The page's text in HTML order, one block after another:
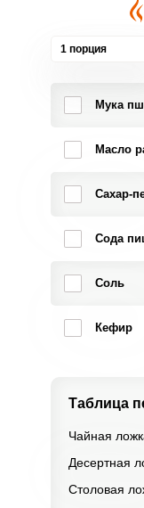
1 порция
Мука
Масло
Сахар-
Сода
Соль
Кефир
Таблица
Чайная
Десертная
Столовая